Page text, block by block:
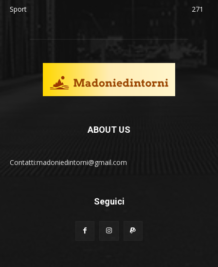
Sport
271
ABOUT US
Contatti:madoniedintorni@gmail.com
Seguici